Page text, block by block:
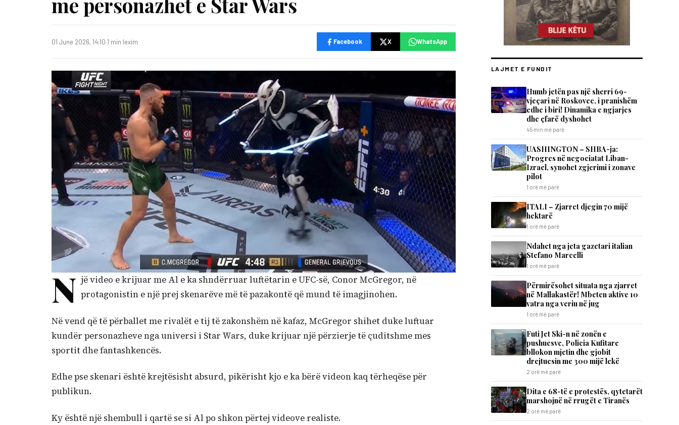
01 June 2026, 14:10·1 min lexim Facebook X WhatsApp
N jë video e krijuar me Al e ka shndërruar luftëtarin e UFC-së, Conor McGregor, në
protagonistin e një prej skenarëve më të pazakontë që mund të imagjinohen.
Në vend që të përballet me rivalët e tij të zakonshëm në kafaz, McGregor shihet duke luftuar
kundër personazheve nga universi i Star Wars, duke krijuar një përzierje të çuditshme mes
sportit dhe fantashkencës.
Edhe pse skenari është krejtësisht absurd, pikërisht kjo e ka bërë videon kaq tërheqëse për
publikun.
Ky është një shembull i qartë se si Al po shkon përtej videove realiste.
LAJMET E FUNDIT
Humb jetën pas një sherri 69-
vjeçari në Roskovec, i pranishëm
edhe i biri! Dinamika e ngjarjes
dhe çfarë dyshohet
45 min më parë
UASHINGTON – SHBA-ja:
Progres në negociatat Liban-
Izrael, synohet zgjerimi i zonave
pilot
1 orë më parë
ITALI – Zjarret djegin 70 mijë
hektarë
1 orë më parë
Ndahet nga jeta gazetari italian
Stefano Marcelli
1 orë më parë
Përmirësohet situata nga zjarret
në Mallakastër! Mbeten aktive 10
vatra nga veriu në jug
1 orë më parë
Futi Jet Ski-n në zonën e
pushuesve, Policia Kufitare
bllokon mjetin dhe gjobit
drejtuesin me 300 mijë lekë
2 orë më parë
Dita e 68-të e protestës, qytetarët
marshojnë në rrugët e Tiranës
2 orë më parë